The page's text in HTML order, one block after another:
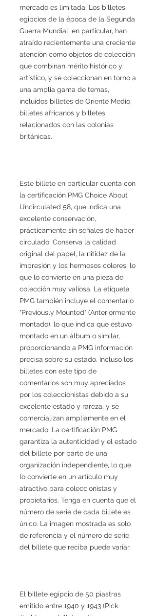
mercado es limitada. Los billetes
egipcios de la época de la Segunda
Guerra Mundial, en particular, han
atraído recientemente una creciente
atención como objetos de colección
que combinan mérito histórico y
artístico, y se coleccionan en torno a
una amplia gama de temas,
incluidos billetes de Oriente Medio,
billetes africanos y billetes
relacionados con las colonias
británicas.
Este billete en particular cuenta con
la certificación PMG Choice About
Uncirculated 58, que indica una
excelente conservación,
prácticamente sin señales de haber
circulado. Conserva la calidad
original del papel, la nitidez de la
impresión y los hermosos colores, lo
que lo convierte en una pieza de
colección muy valiosa. La etiqueta
PMG también incluye el comentario
"Previously Mounted" (Anteriormente
montado), lo que indica que estuvo
montado en un álbum o similar,
proporcionando a PMG información
precisa sobre su estado. Incluso los
billetes con este tipo de
comentarios son muy apreciados
por los coleccionistas debido a su
excelente estado y rareza, y se
comercializan ampliamente en el
mercado. La certificación PMG
garantiza la autenticidad y el estado
del billete por parte de una
organización independiente, lo que
lo convierte en un artículo muy
atractivo para coleccionistas y
propietarios. Tenga en cuenta que el
número de serie de cada billete es
único. La imagen mostrada es solo
de referencia y el número de serie
del billete que reciba puede variar.
El billete egipcio de 50 piastras
emitido entre 1940 y 1943 (Pick